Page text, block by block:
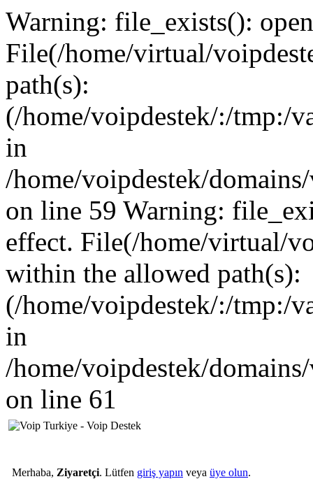
Warning: file_exists():
File(/home/virtual/
path(s):
(/home/voipdestek/:/tmp:/
in
/home/voipdestek/
on line 59 Warning:
effect. File(/home/virtual/
within the allowed path(s):
(/home/voipdestek/:/tmp:/
in
/home/voipdestek/
on line 61
Merhaba, Ziyaretçi. Lütfen giriş yapın veya üye olun.